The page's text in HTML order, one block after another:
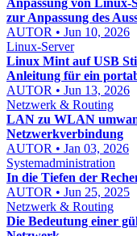
Anpassung von Linux-
zur Anpassung des
AUTOR • Jun 10, 2026
Linux-Server
Linux Mint auf USB
Anleitung für ein
AUTOR • Jun 13, 2026
Netzwerk & Routing
LAN zu WLAN
Netzwerkverbindung
AUTOR • Jan 03, 2026
Systemadministration
In die Tiefen der
AUTOR • Jun 25, 2025
Netzwerk & Routing
Die Bedeutung einer